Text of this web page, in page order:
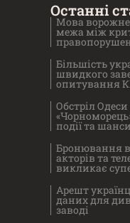
Останні
Мова
межа між
Більшість
швидкого
опитування
Обстріл
події та
Бронювання
акторів та
викликає
Арешт
даних для
заводі